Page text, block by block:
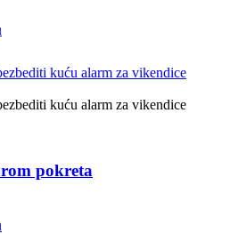
i baštu Plava količina
pokreta
količina